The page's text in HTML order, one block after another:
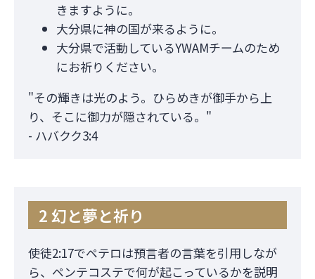
きますように。
大分県に神の国が来るように。
大分県で活動しているYWAMチームのため
にお祈りください。
"その輝きは光のよう。ひらめきが御手から上
り、そこに御力が隠されている。"
- ハバクク3:4
2 幻と夢と祈り
使徒2:17でペテロは預言者の言葉を引用しなが
ら、ペンテコステで何が起こっているかを説明